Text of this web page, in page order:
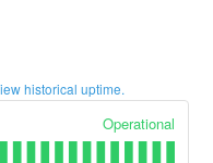
historical uptime.
Operational